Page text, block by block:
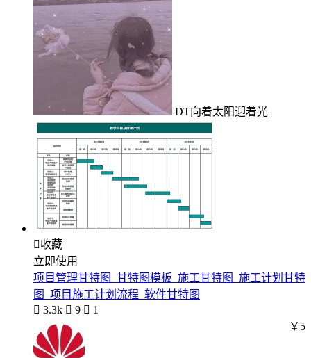
DT向着太阳迎着光
收藏
立即使用
项目管理甘特图_甘特图模板_施工甘特图_施工计划甘特
图_项目施工计划流程_软件甘特图
 3.3k  9  1
￥5